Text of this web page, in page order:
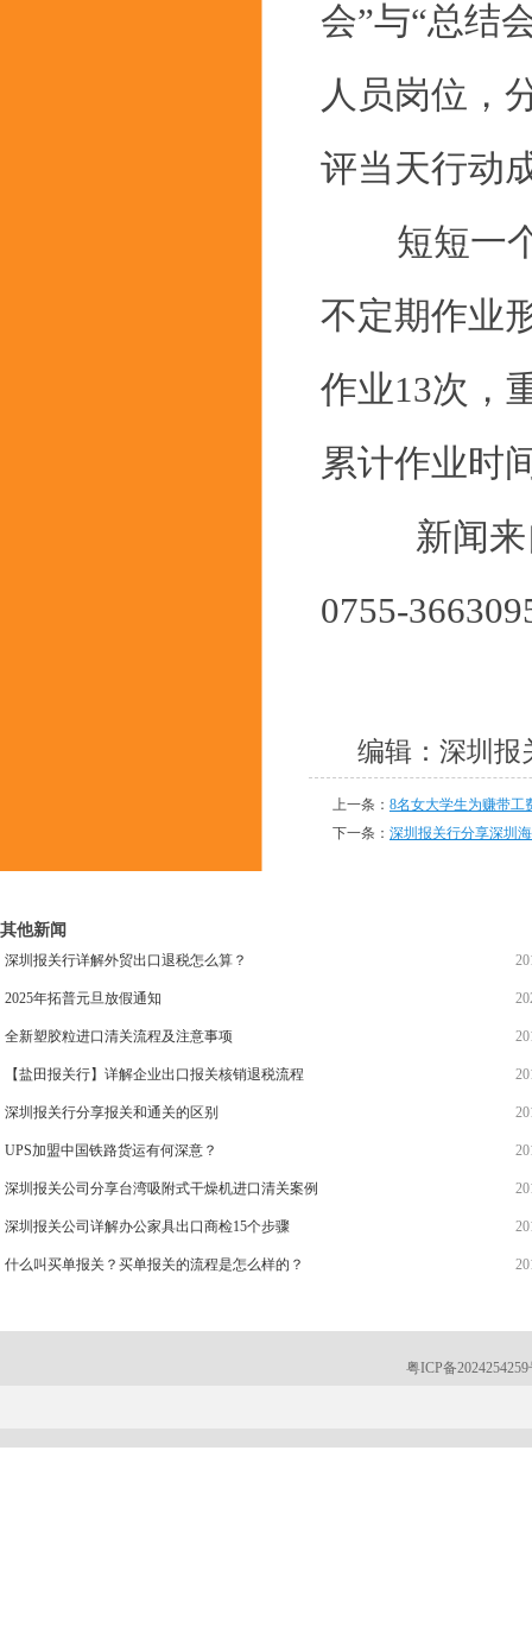
会”与“总结
人员岗位，
评当天行动
短短一个
不定期作业
作业13次，
累计作业时
新闻来自
0755-
编辑：深圳报
上一条： 8名女大学生为赚带工
下一条： 深圳报关行分享深圳
其他新闻
深圳报关行详解外贸出口退税怎么算？
2025年拓普元旦放假通知
全新塑胶粒进口清关流程及注意事项
【盐田报关行】详解企业出口报关核销退税流程
深圳报关行分享报关和通关的区别
UPS加盟中国铁路货运有何深意？
深圳报关公司分享台湾吸附式干燥机进口清关案例
深圳报关公司详解办公家具出口商检15个步骤
什么叫买单报关？买单报关的流程是怎么样的？
粤ICP备